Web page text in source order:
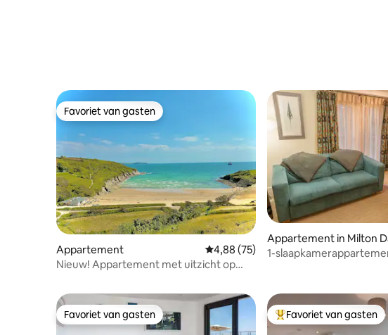
Favoriet van gasten
Favoriet van gasten
Appartement Gemiddelde beoordeling van 4,88 uit
4,88 (75)
Nieuw! Appartement met uitzicht op
Appartement in Milton
rel
1-
Favoriet van gasten
Favoriet van gasten Topfavoriet van gasten
Favoriet van gasten